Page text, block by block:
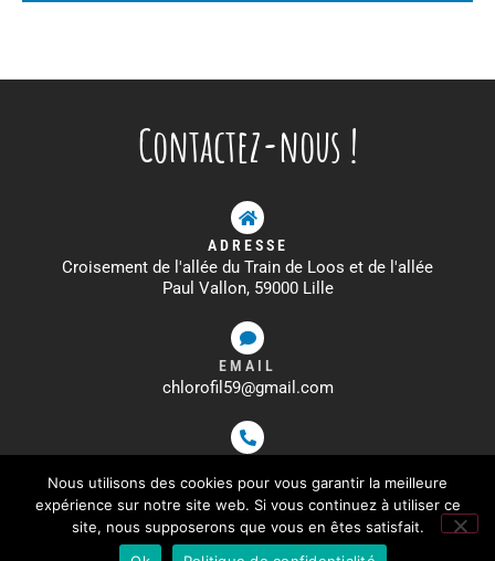
Contactez-nous !
ADRESSE
Croisement de l'allée du Train de Loos et de l'allée
Paul Vallon, 59000 Lille
EMAIL
chlorofil59@gmail.com
09 72 33 00 16
MENTIONS LÉGALES POLITIQUE DE CONFIDENTIALITÉ
CGV
Nous utilisons des cookies pour vous garantir la meilleure
expérience sur notre site web. Si vous continuez à utiliser ce
site, nous supposerons que vous en êtes satisfait.